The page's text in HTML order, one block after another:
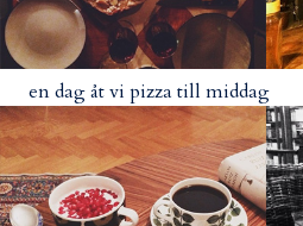
en dag åt vi pizza till middag